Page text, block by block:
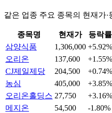
같은 업종 주요 종목의 현재가·
종목명 현재가 등락률
삼양식품
1,306,000 +5.92%
오리온
137,600 +1.55%
CJ제일제당
204,500 +0.74%
농심
405,000 +3.85%
오리온홀딩스 27,750 +3.16%
메지온
54,500 -1.80%